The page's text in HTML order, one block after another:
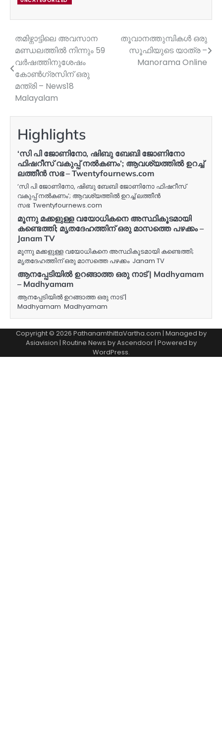
Post
navigation
തമിഴ്നാട്ടിലെ അവസാന
മണ്ഡലത്തിൽ നിന്നും 59
വർഷത്തിനുശേഷം
കോൺഗ്രസിന് ഒരു
മന്ത്രി – News18
Malayalam
തൂവാനത്തുമ്പികൾ ഒരു
സൂഫിയുടെ യാത്ര –
Manorama Online
Highlights
‘സി പി ജോണിനോ, ഷിബു ബേബി ജോണിനോ
ഫിഷറീസ് വകുപ്പ് നൽകണം’; ആവശ്യത്തിൽ ഉറച്ച്
ലത്തീൻ സഭ – Twentyfournews.com
‘സി പി ജോണിനോ, ഷിബു ബേബി ജോണിനോ ഫിഷറീസ്
വകുപ്പ് നൽകണം’; ആവശ്യത്തിൽ ഉറച്ച് ലത്തീൻ
സഭ Twentyfournews.com
മൂന്നു മക്കളുള്ള വയോധികനെ അസ്ഥികൂടമായി
കണ്ടെത്തി; മൃതദേഹത്തിന് ഒരു മാസത്തെ പഴക്കം –
Janam TV
മൂന്നു മക്കളുള്ള വയോധികനെ അസ്ഥികൂടമായി കണ്ടെത്തി;
മൃതദേഹത്തിന് ഒരു മാസത്തെ പഴക്കം Janam TV
ആനപ്പേടിയിൽ ഉറങ്ങാത്ത ഒരു നാട്​ | Madhyamam
– Madhyamam
ആനപ്പേടിയിൽ ഉറങ്ങാത്ത ഒരു നാട്​ |
Madhyamam Madhyamam
Copyright © 2026 PathanamthittaVartha.com | Managed by
Asiavision | Routine News byAscendoor| Powered by
WordPress.